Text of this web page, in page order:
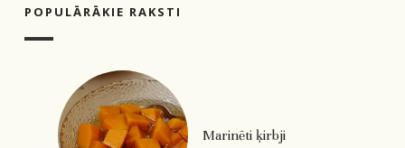
POPULĀRĀKIE RAKSTI
Marinēti ķirbji